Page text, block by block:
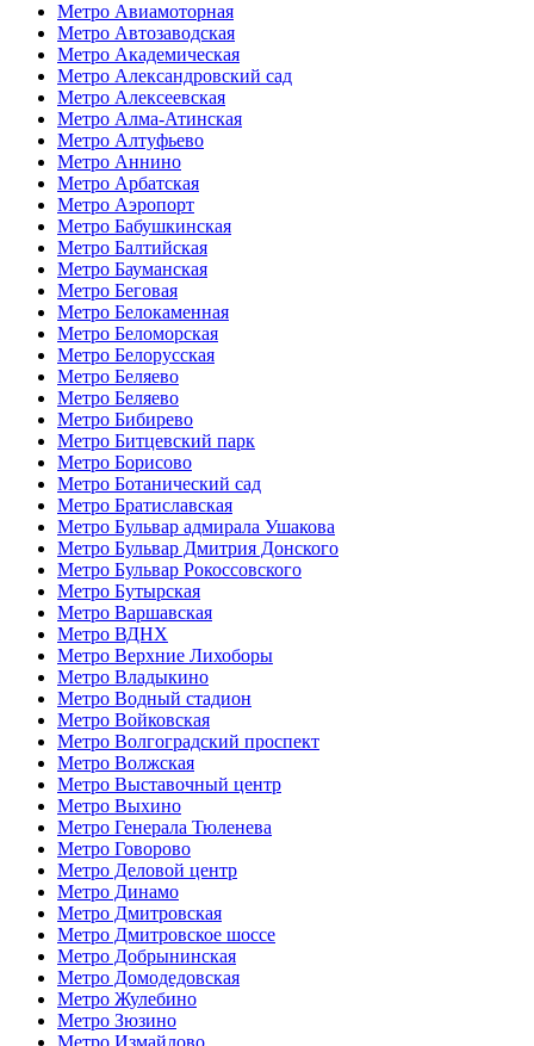
Метро Авиамоторная
Метро Автозаводская
Метро Академическая
Метро Александровский сад
Метро Алексеевская
Метро Алма-Атинская
Метро Алтуфьево
Метро Аннино
Метро Арбатская
Метро Аэропорт
Метро Бабушкинская
Метро Балтийская
Метро Бауманская
Метро Беговая
Метро Белокаменная
Метро Беломорская
Метро Белорусская
Метро Беляево
Метро Беляево
Метро Бибирево
Метро Битцевский парк
Метро Борисово
Метро Ботанический сад
Метро Братиславская
Метро Бульвар адмирала Ушакова
Метро Бульвар Дмитрия Донского
Метро Бульвар Рокоссовского
Метро Бутырская
Метро Варшавская
Метро ВДНХ
Метро Верхние Лихоборы
Метро Владыкино
Метро Водный стадион
Метро Войковская
Метро Волгоградский проспект
Метро Волжская
Метро Выставочный центр
Метро Выхино
Метро Генерала Тюленева
Метро Говорово
Метро Деловой центр
Метро Динамо
Метро Дмитровская
Метро Дмитровское шоссе
Метро Добрынинская
Метро Домодедовская
Метро Жулебино
Метро Зюзино